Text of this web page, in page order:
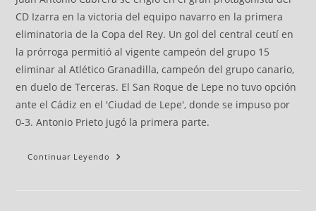
CD Izarra en la victoria del equipo navarro en la primera
eliminatoria de la Copa del Rey. Un gol del central ceutí en
la prórroga permitió al vigente campeón del grupo 15
eliminar al Atlético Granadilla, campeón del grupo canario,
en duelo de Terceras. El San Roque de Lepe no tuvo opción
ante el Cádiz en el 'Ciudad de Lepe', donde se impuso por
0-3. Antonio Prieto jugó la primera parte.
Continuar Leyendo